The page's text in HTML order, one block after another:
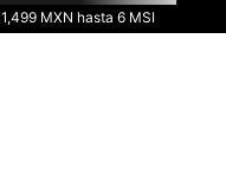
MXN hasta 6 MSI